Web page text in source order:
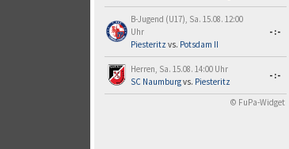
B-Jugend (U17), Sa. 15.08. 12:00
Uhr
Piesteritz vs. Potsdam II
-:-
Herren, Sa. 15.08. 14:00 Uhr
SC Naumburgvs. Piesteritz
-:-
© FuPa-Widget